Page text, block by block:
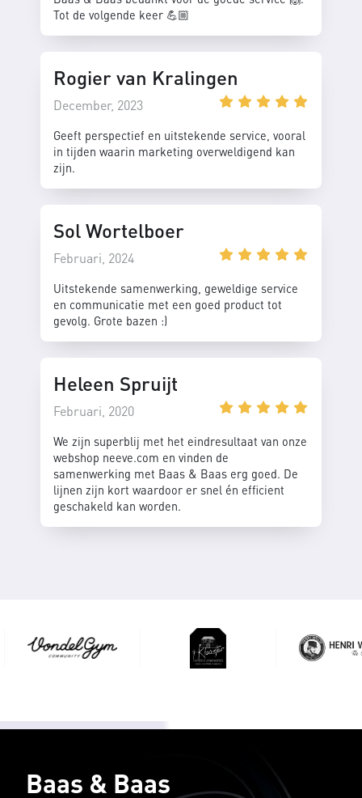
Tot de volgende keer 💪🏼
Rogier van Kralingen
December, 2023
Geeft perspectief en uitstekende service, vooral
in tijden waarin marketing overweldigend kan
zijn.
Sol Wortelboer
Februari, 2024
Uitstekende samenwerking, geweldige service
en communicatie met een goed product tot
gevolg. Grote bazen :)
Heleen Spruijt
Februari, 2020
We zijn superblij met het eindresultaat van onze
webshop neeve.com en vinden de
samenwerking met Baas & Baas erg goed. De
lijnen zijn kort waardoor er snel én efficient
geschakeld kan worden.
Baas & Baas